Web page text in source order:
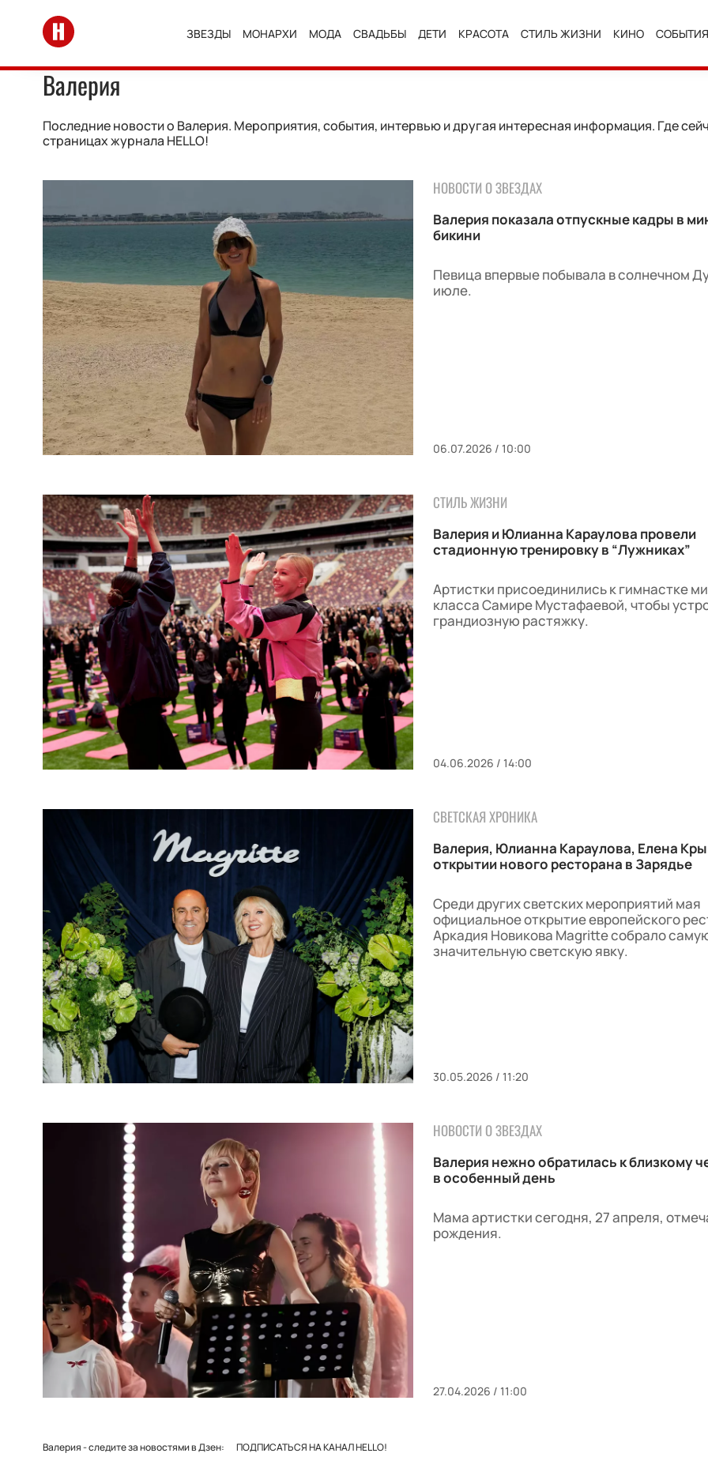
Перейти на главную
ЗВЕЗДЫ МОНАРХИ МОДА СВАДЬБЫ ДЕТИ КРАСОТА СТИЛЬ ЖИЗНИ КИНО СОБЫТИЯ
Валерия
Последние новости о Валерия. Мероприятия, события, интервью и другая интересная информация. Где
страницах журнала HELLO!
НОВОСТИ О ЗВЕЗДАХ
Валерия показала отпускные кадры в
бикини
Певица впервые побывала в солнечном
июле.
06.07.2026 / 10:00
СТИЛЬ ЖИЗНИ
Валерия и Юлианна Караулова провели
стадионную тренировку в “Лужниках”
Артистки присоединились к гимнастке
класса Самире Мустафаевой, чтобы
грандиозную растяжку.
04.06.2026 / 14:00
СВЕТСКАЯ ХРОНИКА
Валерия, Юлианна Караулова, Елена
открытии нового ресторана в Зарядье
Среди других светских мероприятий мая
официальное открытие европейского
Аркадия Новикова Magritte собрало
значительную светскую явку.
30.05.2026 / 11:20
НОВОСТИ О ЗВЕЗДАХ
Валерия нежно обратилась к близкому
в особенный день
Мама артистки сегодня, 27 апреля,
рождения.
27.04.2026 / 11:00
Валерия - следите за новостями в Дзен: ПОДПИСАТЬСЯ НА КАНАЛ HELLO!